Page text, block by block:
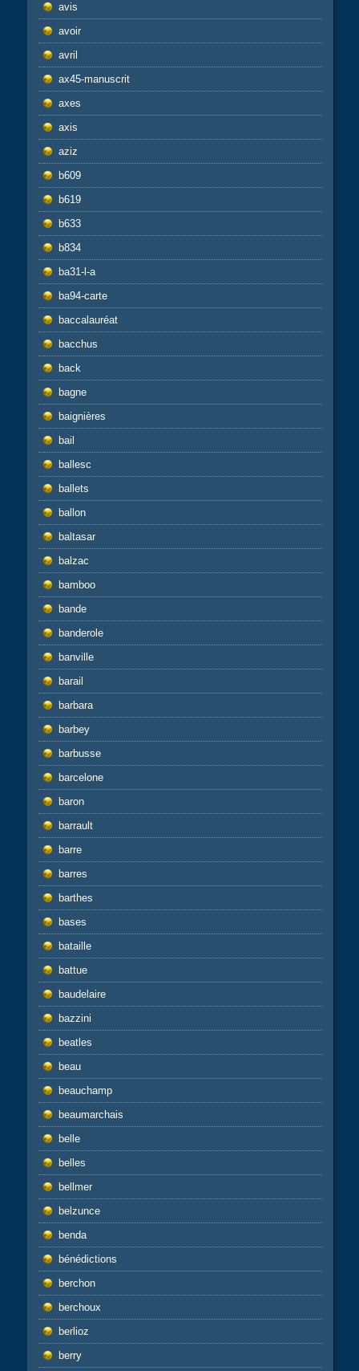
avis
avoir
avril
ax45-manuscrit
axes
axis
aziz
b609
b619
b633
b834
ba31-l-a
ba94-carte
baccalauréat
bacchus
back
bagne
baignières
bail
ballesc
ballets
ballon
baltasar
balzac
bamboo
bande
banderole
banville
barail
barbara
barbey
barbusse
barcelone
baron
barrault
barre
barres
barthes
bases
bataille
battue
baudelaire
bazzini
beatles
beau
beauchamp
beaumarchais
belle
belles
bellmer
belzunce
benda
bénédictions
berchon
berchoux
berlioz
berry